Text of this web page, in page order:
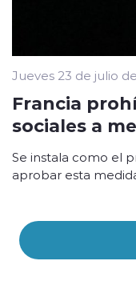
Jueves 23 de julio
Francia
sociales a
Se instala como el
aprobar esta